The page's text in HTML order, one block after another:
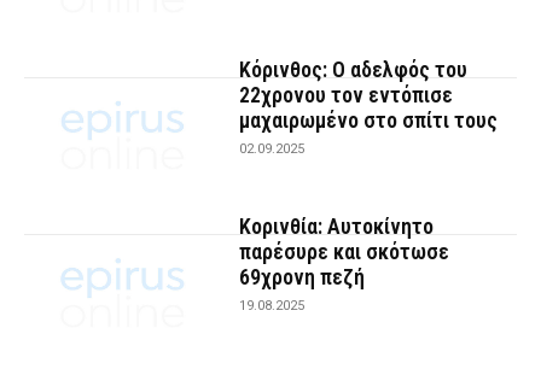
Κόρινθος: Ο αδελφός του
22χρονου τον εντόπισε
μαχαιρωμένο στο σπίτι τους
02.09.2025
Κορινθία: Αυτοκίνητο
παρέσυρε και σκότωσε
69χρονη πεζή
19.08.2025